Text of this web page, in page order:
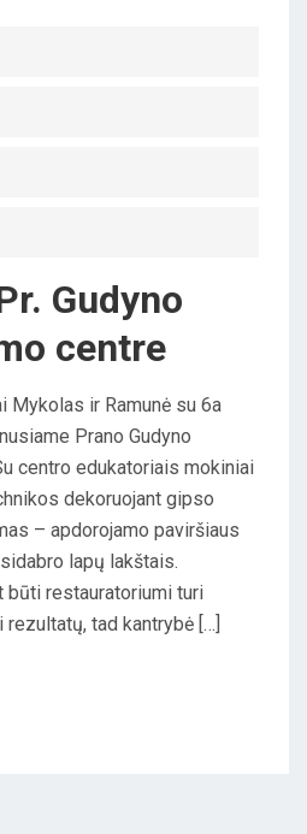
Gudyno
centre
Mykolas ir Ramunė su 6a
Prano Gudyno
centro edukatoriais mokiniai
dekoruojant gipso
– apdorojamo paviršiaus
lapų lakštais.
būti restauratoriumi turi
tad kantrybė […]